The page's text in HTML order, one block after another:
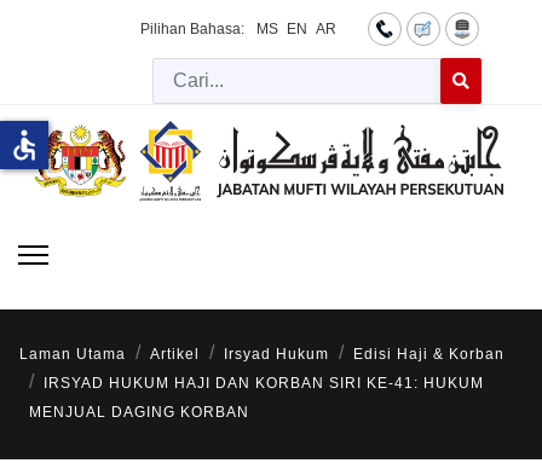
Pilihan Bahasa: MS EN AR
Cari
Laman Utama Artikel Irsyad Hukum
Edisi Haji & Korban
IRSYAD HUKUM HAJI DAN KORBAN SIRI KE-41: HUKUM
MENJUAL DAGING KORBAN
accessible